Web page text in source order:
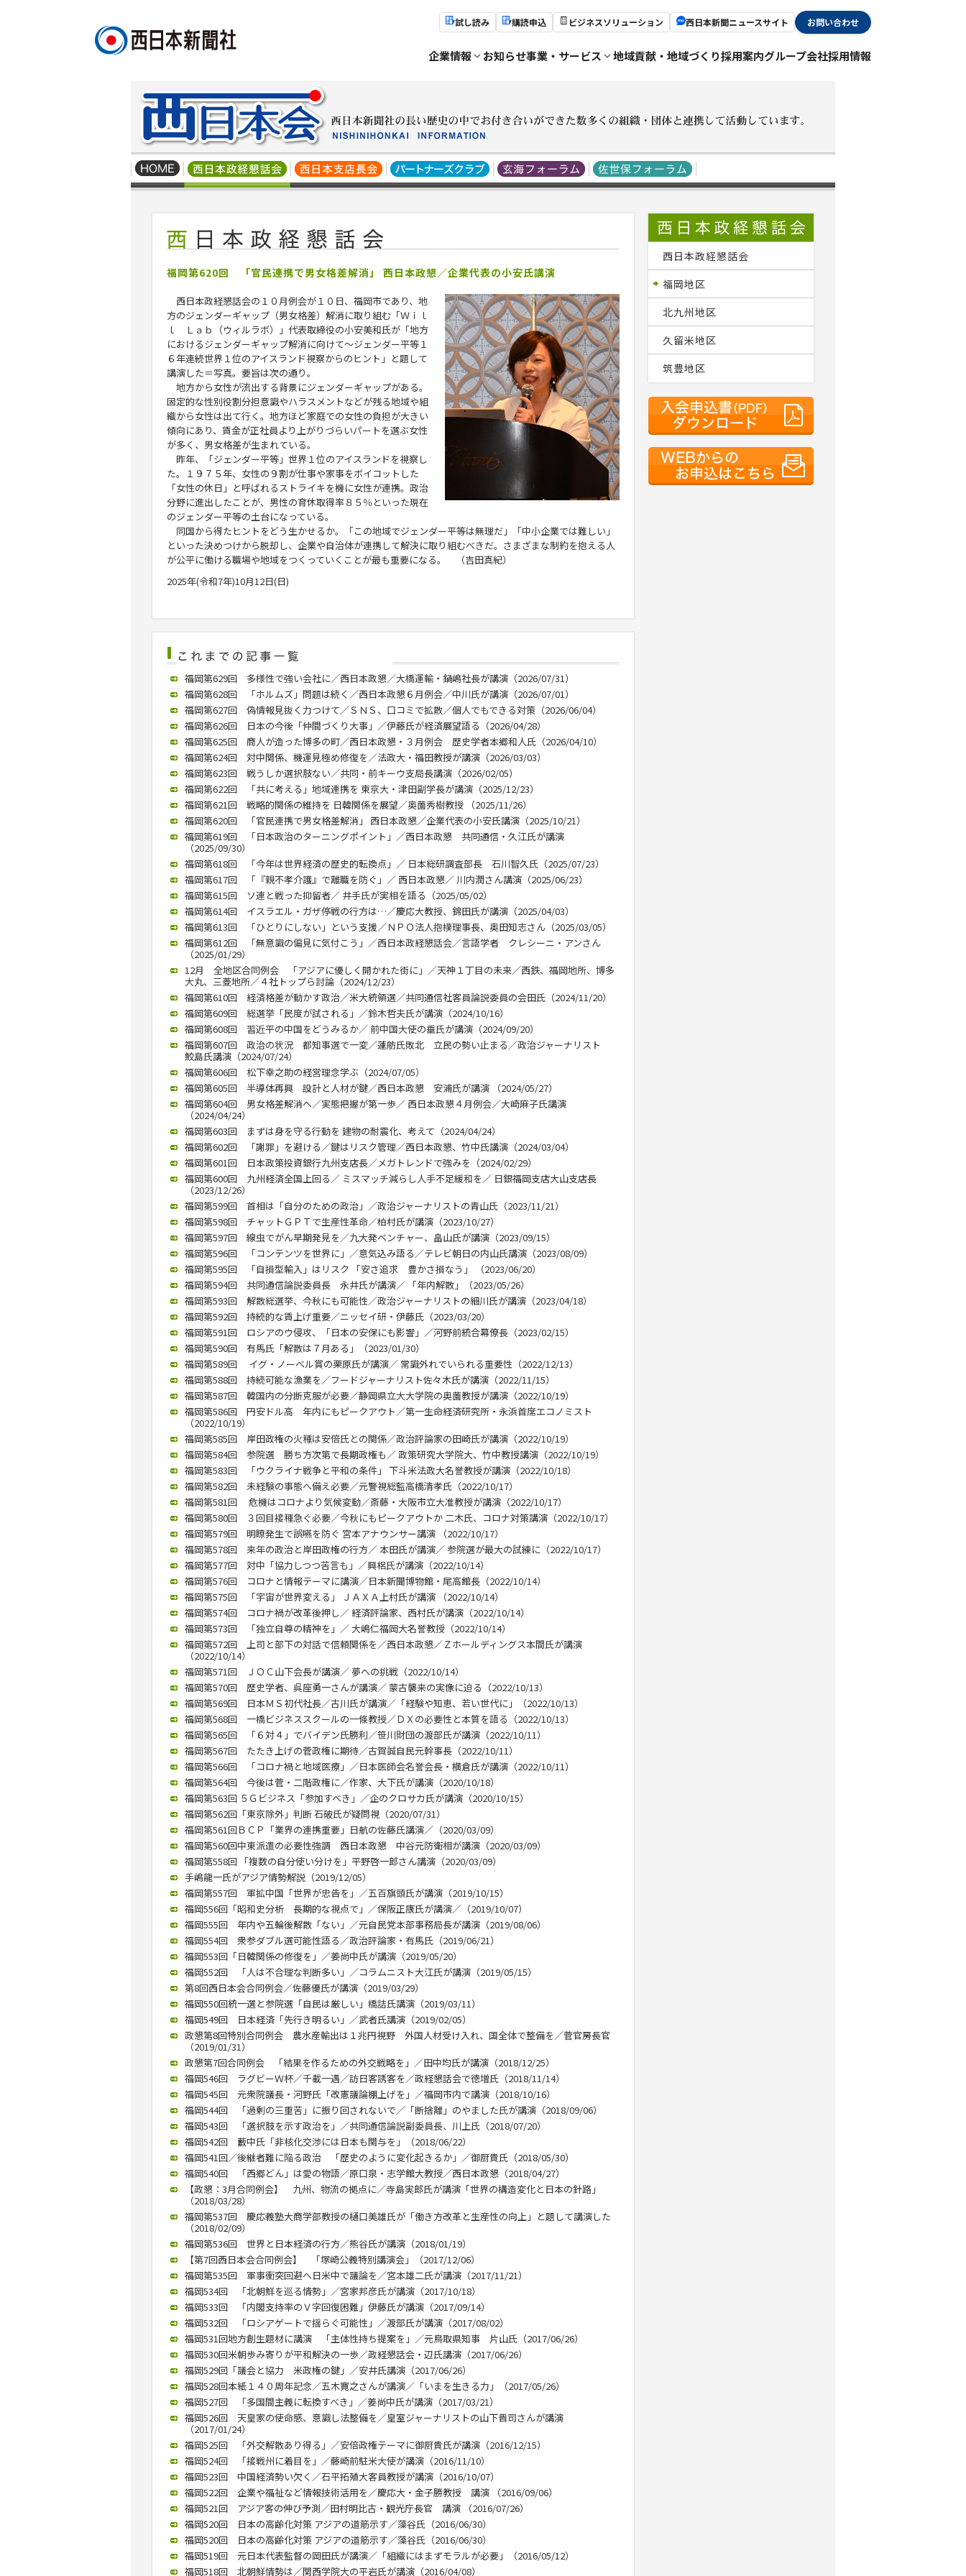
試し読み 購読申込 ビジネスソリューション 西日本新聞ニュースサイト お問い合わせ
企業情報 お知らせ事業・サービス 地域貢献・地域づくり採用案内グループ会社採用情報
福岡第620回 「官民連携で男女格差解消」 西日本政懇／企業代表の小安氏講演
西日本政経懇話会の１０月例会が１０日、福岡市であり、地
方のジェンダーギャップ（男女格差）解消に取り組む「Ｗｉｌ
ｌ Ｌａｂ（ウィルラボ）」代表取締役の小安美和氏が「地方
におけるジェンダーギャップ解消に向けて～ジェンダー平等１
６年連続世界１位のアイスランド視察からのヒント」と題して
講演した＝写真。要旨は次の通り。
地方から女性が流出する背景にジェンダーギャップがある。
固定的な性別役割分担意識やハラスメントなどが残る地域や組
織から女性は出て行く。地方ほど家庭での女性の負担が大きい
傾向にあり、賃金が正社員より上がりづらいパートを選ぶ女性
が多く、男女格差が生まれている。
昨年、「ジェンダー平等」世界１位のアイスランドを視察し
た。１９７５年、女性の９割が仕事や家事をボイコットした
「女性の休日」と呼ばれるストライキを機に女性が連携。政治
分野に進出したことが、男性の育休取得率８５％といった現在
のジェンダー平等の土台になっている。
同国から得たヒントをどう生かせるか。「この地域でジェンダー平等は無理だ」「中小企業では難しい」
といった決めつけから脱却し、企業や自治体が連携して解決に取り組むべきだ。さまざまな制約を抱える人
が公平に働ける職場や地域をつくっていくことが最も重要になる。 （吉田真紀）
2025年(令和7年)10月12日(日)
福岡第629回 多様性で強い会社に／西日本政懇／大橋運輸・鍋嶋社長が講演（2026/07/31）
福岡第628回 「ホルムズ」問題は続く／西日本政懇６月例会／中川氏が講演（2026/07/01）
福岡第627回 偽情報見抜く力つけて／ＳＮＳ、口コミで拡散／個人でもできる対策（2026/06/04）
福岡第626回 日本の今後「仲間づくり大事」／伊藤氏が経済展望語る（2026/04/28）
福岡第625回 商人が造った博多の町／西日本政懇・３月例会 歴史学者本郷和人氏（2026/04/10）
福岡第624回 対中関係、機運見極め修復を／法政大・福田教授が講演（2026/03/03）
福岡第623回 戦うしか選択肢ない／共同・前キーウ支局長講演（2026/02/05）
福岡第622回 「共に考える」地域連携を 東京大・津田副学長が講演（2025/12/23）
福岡第621回 戦略的関係の維持を 日韓関係を展望／奥薗秀樹教授 （2025/11/26）
福岡第620回 「官民連携で男女格差解消」 西日本政懇／企業代表の小安氏講演（2025/10/21）
福岡第619回 「日本政治のターニングポイント」／西日本政懇 共同通信・久江氏が講演
（2025/09/30）
福岡第618回 「今年は世界経済の歴史的転換点」／ 日本総研調査部長 石川智久氏（2025/07/23）
福岡第617回 「『親不孝介護』で離職を防ぐ」／ 西日本政懇／ 川内潤さん講演（2025/06/23）
福岡第615回 ソ連と戦った抑留者／ 井手氏が実相を語る（2025/05/02）
福岡第614回 イスラエル・ガザ停戦の行方は…／慶応大教授、錦田氏が講演（2025/04/03）
福岡第613回 「ひとりにしない」という支援／ＮＰＯ法人抱樸理事長、奥田知志さん（2025/03/05）
福岡第612回 「無意識の偏見に気付こう」／西日本政経懇話会／言語学者 クレシーニ・アンさん
（2025/01/29）
12月 全地区合同例会 「アジアに優しく開かれた街に」／天神１丁目の未来／西鉄、福岡地所、博多
大丸、三菱地所／４社トップら討論（2024/12/23）
福岡第610回 経済格差が動かす政治／米大統領選／共同通信社客員論説委員の会田氏（2024/11/20）
福岡第609回 総選挙「民度が試される」／鈴木哲夫氏が講演（2024/10/16）
福岡第608回 習近平の中国をどうみるか／ 前中国大使の垂氏が講演（2024/09/20）
福岡第607回 政治の状況 都知事選で一変／蓮舫氏敗北 立民の勢い止まる／政治ジャーナリスト
鮫島氏講演（2024/07/24）
福岡第606回 松下幸之助の経営理念学ぶ（2024/07/05）
福岡第605回 半導体再興 設計と人材が鍵／西日本政懇 安浦氏が講演 （2024/05/27）
福岡第604回 男女格差解消へ／実態把握が第一歩／ 西日本政懇４月例会／大崎麻子氏講演
（2024/04/24）
福岡第603回 まずは身を守る行動を 建物の耐震化、考えて（2024/04/24）
福岡第602回 「謝罪」を避ける／鍵はリスク管理／西日本政懇、竹中氏講演（2024/03/04）
福岡第601回 日本政策投資銀行九州支店長／メガトレンドで強みを（2024/02/29）
福岡第600回 九州経済全国上回る／ ミスマッチ減らし人手不足緩和を／ 日銀福岡支店大山支店長
（2023/12/26）
福岡第599回 首相は「自分のための政治」／政治ジャーナリストの青山氏（2023/11/21）
福岡第598回 チャットＧＰＴで生産性革命／柏村氏が講演（2023/10/27）
福岡第597回 線虫でがん早期発見を／九大発ベンチャー、畠山氏が講演（2023/09/15）
福岡第596回 「コンテンツを世界に」／意気込み語る／テレビ朝日の内山氏講演（2023/08/09）
福岡第595回 「自損型輸入」はリスク 「安さ追求 豊かさ損なう」 （2023/06/20）
福岡第594回 共同通信論説委員長 永井氏が講演／ 「年内解散」（2023/05/26）
福岡第593回 解散総選挙、今秋にも可能性／政治ジャーナリストの細川氏が講演（2023/04/18）
福岡第592回 持続的な賃上げ重要／ニッセイ研・伊藤氏（2023/03/20）
福岡第591回 ロシアのウ侵攻、「日本の安保にも影響」／河野前統合幕僚長（2023/02/15）
福岡第590回 有馬氏「解散は７月ある」（2023/01/30）
福岡第589回 イグ・ノーベル賞の栗原氏が講演／ 常識外れでいられる重要性（2022/12/13）
福岡第588回 持続可能な漁業を／フードジャーナリスト佐々木氏が講演（2022/11/15）
福岡第587回 韓国内の分断克服が必要／静岡県立大大学院の奥薗教授が講演（2022/10/19）
福岡第586回 円安ドル高 年内にもピークアウト／第一生命経済研究所・永浜首席エコノミスト
（2022/10/19）
福岡第585回 岸田政権の火種は安倍氏との関係／政治評論家の田崎氏が講演（2022/10/19）
福岡第584回 参院選 勝ち方次第で長期政権も／ 政策研究大学院大、竹中教授講演（2022/10/19）
福岡第583回 「ウクライナ戦争と平和の条件」 下斗米法政大名誉教授が講演（2022/10/18）
福岡第582回 未経験の事態へ備え必要／元警視総監高橋清孝氏（2022/10/17）
福岡第581回 危機はコロナより気候変動／斎藤・大阪市立大准教授が講演（2022/10/17）
福岡第580回 ３回目接種急ぐ必要／今秋にもピークアウトか 二木氏、コロナ対策講演（2022/10/17）
福岡第579回 明瞭発生で誤嚥を防ぐ 宮本アナウンサー講演 （2022/10/17）
福岡第578回 来年の政治と岸田政権の行方／ 本田氏が講演／ 参院選が最大の試練に（2022/10/17）
福岡第577回 対中「協力しつつ苦言も」／興梠氏が講演（2022/10/14）
福岡第576回 コロナと情報テーマに講演／日本新聞博物館・尾高館長（2022/10/14）
福岡第575回 「宇宙が世界変える」 ＪＡＸＡ上村氏が講演 （2022/10/14）
福岡第574回 コロナ禍が改革後押し／ 経済評論家、西村氏が講演（2022/10/14）
福岡第573回 「独立自尊の精神を」／ 大嶋仁福岡大名誉教授（2022/10/14）
福岡第572回 上司と部下の対話で信頼関係を／西日本政懇／Ｚホールディングス本間氏が講演
（2022/10/14）
福岡第571回 ＪＯＣ山下会長が講演／ 夢への挑戦（2022/10/14）
福岡第570回 歴史学者、呉座勇一さんが講演／ 蒙古襲来の実像に迫る（2022/10/13）
福岡第569回 日本ＭＳ初代社長／古川氏が講演／「経験や知恵、若い世代に」（2022/10/13）
福岡第568回 一橋ビジネススクールの一條教授／ＤＸの必要性と本質を語る（2022/10/13）
福岡第565回 「６対４」でバイデン氏勝利／笹川財団の渡部氏が講演（2022/10/11）
福岡第567回 たたき上げの菅政権に期待／古賀誠自民元幹事長（2022/10/11）
福岡第566回 「コロナ禍と地域医療」／日本医師会名誉会長・横倉氏が講演（2022/10/11）
福岡第564回 今後は菅・二階政権に／作家、大下氏が講演（2020/10/18）
福岡第563回 ５Ｇビジネス「参加すべき」／企のクロサカ氏が講演（2020/10/15）
福岡第562回「東京除外」判断 石破氏が疑問視（2020/07/31）
福岡第561回ＢＣＰ「業界の連携重要」日航の佐藤氏講演／（2020/03/09）
福岡第560回中東派遣の必要性強調 西日本政懇 中谷元防衛相が講演（2020/03/09）
福岡第558回 「複数の自分使い分けを」平野啓一郎さん講演（2020/03/09）
手嶋龍一氏がアジア情勢解説（2019/12/05）
福岡第557回 軍拡中国「世界が忠告を」／五百旗頭氏が講演（2019/10/15）
福岡556回「昭和史分析 長期的な視点で」／保阪正康氏が講演／（2019/10/07）
福岡555回 年内や五輪後解散「ない」／元自民党本部事務局長が講演（2019/08/06）
福岡554回 衆参ダブル選可能性語る／政治評論家・有馬氏（2019/06/21）
福岡553回「日韓関係の修復を」／姜尚中氏が講演（2019/05/20）
福岡552回 「人は不合理な判断多い」／コラムニスト大江氏が講演（2019/05/15）
第8回西日本会合同例会／佐藤優氏が講演（2019/03/29）
福岡550回統一選と参院選「自民は厳しい」橋詰氏講演（2019/03/11）
福岡549回 日本経済「先行き明るい」／武者氏講演（2019/02/05）
政懇第8回特別合同例会 農水産輸出は１兆円視野 外国人材受け入れ、国全体で整備を／菅官房長官
（2019/01/31）
政懇第7回合同例会 「結果を作るための外交戦略を」／田中均氏が講演（2018/12/25）
福岡546回 ラグビーＷ杯／千載一遇／訪日客誘客を／政経懇話会で徳増氏（2018/11/14）
福岡545回 元衆院議長・河野氏「改憲議論棚上げを」／福岡市内で講演（2018/10/16）
福岡544回 「過剰の三重苦」に振り回されないで／「断捨離」のやました氏が講演（2018/09/06）
福岡543回 「選択肢を示す政治を」／共同通信論説副委員長、川上氏（2018/07/20）
福岡542回 藪中氏「非核化交渉には日本も関与を」（2018/06/22）
福岡541回／後継者難に陥る政治 「歴史のように変化起きるか」／御厨貴氏（2018/05/30）
福岡540回 「西郷どん」は愛の物語／原口泉・志学館大教授／西日本政懇（2018/04/27）
【政懇：3月合同例会】 九州、物流の拠点に／寺島実郎氏が講演「世界の構造変化と日本の針路」
（2018/03/28）
福岡第537回 慶応義塾大商学部教授の樋口美雄氏が「働き方改革と生産性の向上」と題して講演した
（2018/02/09）
福岡第536回 世界と日本経済の行方／熊谷氏が講演（2018/01/19）
【第7回西日本会合同例会】 「塚崎公義特別講演会」（2017/12/06）
福岡第535回 軍事衝突回避へ日米中で議論を／宮本雄二氏が講演（2017/11/21）
福岡534回 「北朝鮮を巡る情勢」／宮家邦彦氏が講演（2017/10/18）
福岡533回 「内閣支持率のＶ字回復困難」伊藤氏が講演（2017/09/14）
福岡532回 「ロシアゲートで揺らぐ可能性」／渡部氏が講演（2017/08/02）
福岡531回地方創生題材に講演 「主体性持ち提案を」／元鳥取県知事 片山氏（2017/06/26）
福岡530回米朝歩み寄りが平和解決の一歩／政経懇話会・辺氏講演（2017/06/26）
福岡529回「議会と協力 米政権の鍵」／安井氏講演（2017/06/26）
福岡528回本紙１４０周年記念／五木寛之さんが講演／「いまを生きる力」（2017/05/26）
福岡527回 「多国間主義に転換すべき」／姜尚中氏が講演（2017/03/21）
福岡526回 天皇家の使命感、意識し法整備を／皇室ジャーナリストの山下晋司さんが講演
（2017/01/24）
福岡525回 「外交解散あり得る」／安倍政権テーマに御厨貴氏が講演（2016/12/15）
福岡524回 「接戦州に着目を」／藤崎前駐米大使が講演（2016/11/10）
福岡523回 中国経済勢い欠く／石平拓殖大客員教授が講演（2016/10/07）
福岡522回 企業や福祉など情報技術活用を／慶応大・金子勝教授 講演 （2016/09/06）
福岡521回 アジア客の伸び予測／田村明比古・観光庁長官 講演 （2016/07/26）
福岡520回 日本の高齢化対策 アジアの道筋示す／藻谷氏（2016/06/30）
福岡520回 日本の高齢化対策 アジアの道筋示す／藻谷氏（2016/06/30）
福岡519回 元日本代表監督の岡田氏が講演／「組織にはまずモラルが必要」（2016/05/12）
福岡518回 北朝鮮情勢は／関西学院大の平岩氏が講演（2016/04/08）
西日本政経懇話会
福岡地区
北九州地区
久留米地区
筑豊地区